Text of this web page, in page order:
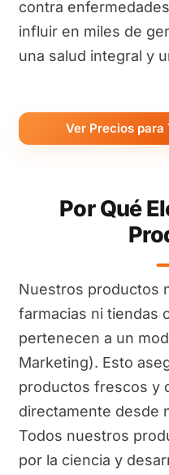
contra
influir en miles de
una salud integral y
Ver Precios para
Por Qué
Nuestros productos
farmacias ni tiendas
pertenecen a un
Marketing). Esto
productos frescos y
directamente desde
Todos nuestros
por la ciencia y